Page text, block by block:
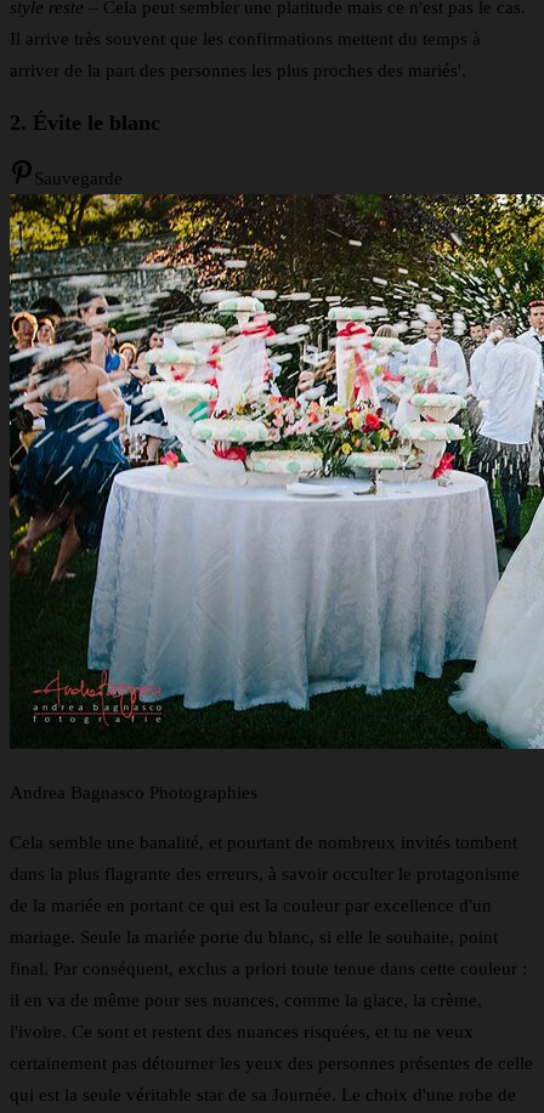
style reste – Cela peut sembler une platitude mais ce n'est pas le cas.
Il arrive très souvent que les confirmations mettent du temps à
arriver de la part des personnes les plus proches des mariés'.
2. Évite le blanc
Sauvegarde
Andrea Bagnasco Photographies
Cela semble une banalité, et pourtant de nombreux invités tombent
dans la plus flagrante des erreurs, à savoir occulter le protagonisme
de la mariée en portant ce qui est la couleur par excellence d'un
mariage. Seule la mariée porte du blanc, si elle le souhaite, point
final. Par conséquent, exclus a priori toute tenue dans cette couleur :
il en va de même pour ses nuances, comme la glace, la crème,
l'ivoire. Ce sont et restent des nuances risquées, et tu ne veux
certainement pas détourner les yeux des personnes présentes de celle
qui est la seule véritable star de sa Journée. Le choix d'une robe de